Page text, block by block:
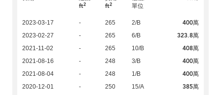
ft2
ft2
單位
2023-03-17 - 265 2/B 400萬
2023-02-27 - 265 6/B 323.8萬
2021-11-02 - 265 10/B 408萬
2021-08-16 - 248 3/B 400萬
2021-08-04 - 248 1/B 400萬
2020-12-01 - 250 15/A 385萬